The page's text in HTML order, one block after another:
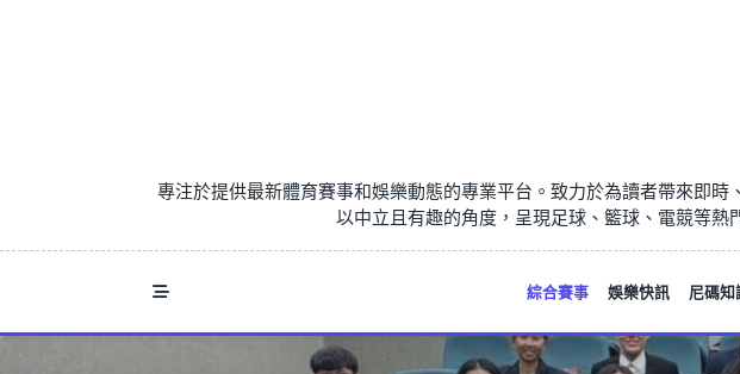
專注於提供最新體育賽事和娛樂動態的專業平台。致力於為讀者帶來即
以中立且有趣的角度，呈現足球、籃球、電競等
綜合賽事 娛樂快訊 尼碼知